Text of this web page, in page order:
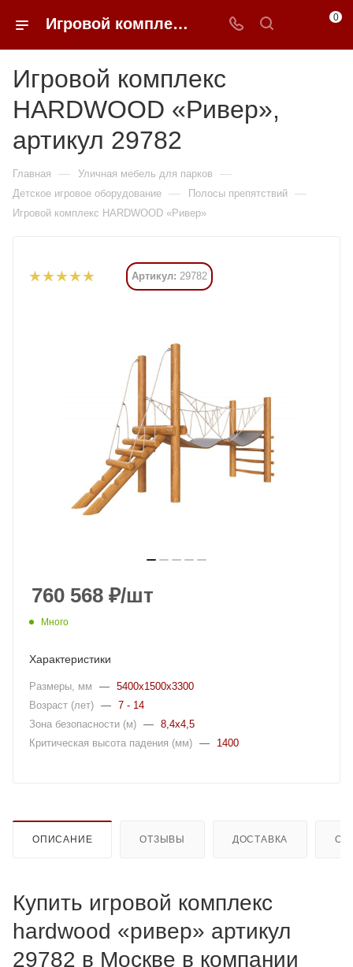
Игровой комплекс HARDWOOD «Ривер» купить в Москве от 691 425 ₽ - 0FFER 0
Игровой комплекс
HARDWOOD «Ривер»,
артикул 29782
Главная — Уличная мебель для парков —
Детское игровое оборудование — Полосы препятствий —
Игровой комплекс HARDWOOD «Ривер»
Артикул: 29782
760 568 ₽/шт
Много
Характеристики
Размеры, мм — 5400x1500x3300
Возраст (лет) — 7 - 14
Зона безопасности (м) — 8,4x4,5
Критическая высота падения (мм) — 1400
ОПИСАНИЕ ОТЗЫВЫ ДОСТАВКА
Купить игровой комплекс
hardwood «ривер» артикул
29782 в Москве в компании